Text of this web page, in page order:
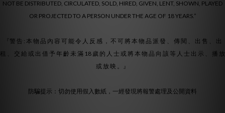
NOT BE DISTRIBUTED, CIRCULATED, SOLD, HIRED, GIVEN, LENT, SHOWN, PLAYED
OR PROJECTED TO A PERSON UNDER THE AGE OF 18 YEARS.”
『警 告 : 本 物 品 內 容 可 能 令 人 反 感 ， 不 可 將 本 物 品 派 發 、 傳 閱 、 出 售 、 出
租 、 交 給 或 出 借 予 年 齡 未 滿 18 歲 的 人 士 或 將 本 物 品 向 該 等 人 士 出 示 、 播 放
或 放 映 。』
防騙提示：切勿使用假入數紙，一經發現將報警處理及公開資料